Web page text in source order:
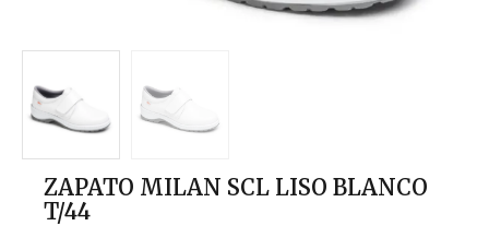
ZAPATO MILAN SCL LISO BLANCO
T/44